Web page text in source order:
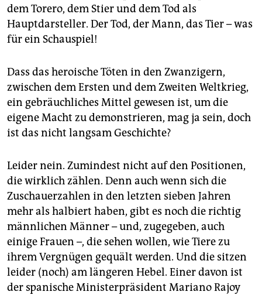
dem Torero, dem Stier und dem Tod als
Hauptdarsteller. Der Tod, der Mann, das Tier – was
für ein Schauspiel!
Dass das heroische Töten in den Zwanzigern,
zwischen dem Ersten und dem Zweiten Weltkrieg,
ein gebräuchliches Mittel gewesen ist, um die
eigene Macht zu demonstrieren, mag ja sein, doch
ist das nicht langsam Geschichte?
Leider nein. Zumindest nicht auf den Positionen,
die wirklich zählen. Denn auch wenn sich die
Zuschauerzahlen in den letzten sieben Jahren
mehr als halbiert haben, gibt es noch die richtig
männlichen Männer – und, zugegeben, auch
einige Frauen –, die sehen wollen, wie Tiere zu
ihrem Vergnügen gequält werden. Und die sitzen
leider (noch) am längeren Hebel. Einer davon ist
der spanische Ministerpräsident Mariano Rajoy